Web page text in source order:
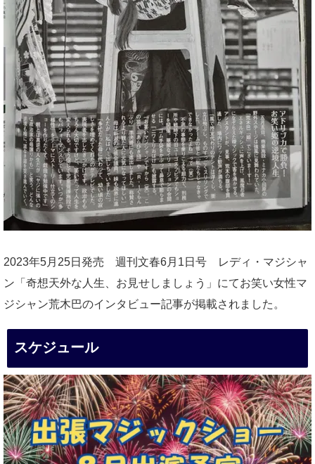
2023年5月25日発売 週刊文春6月1日号 レディ・マジシャ
ン「奇想天外な人生、お見せしましょう」にてお笑い女性マ
ジシャン荒木巴のインタビュー記事が掲載されました。
スケジュール